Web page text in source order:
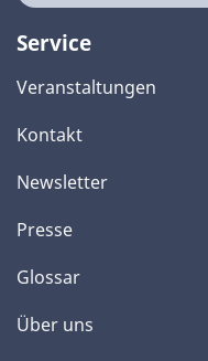
Service
Veranstaltungen
Kontakt
Newsletter
Presse
Glossar
Über uns